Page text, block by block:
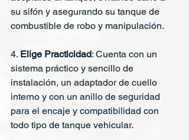
su sifón y asegurando su tanque de
combustible de robo y manipulación.
4. Elige Practicidad: Cuenta con un
sistema práctico y sencillo de
instalación, un adaptador de cuello
interno y con un anillo de seguridad
para el encaje y compatibilidad con
todo tipo de tanque vehicular.